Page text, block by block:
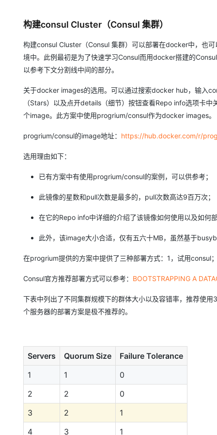
构建consul Cluster（Consul 集群）
构建consul Cluster（Consul 集群）可以部署在docker中，也
境中。此例最初是为了快速学习Consul而用docker搭建的
以参考下文分割线中间的部分。
关于docker images的选用。可以通过搜索docker hub，输入
（Stars）以及点开details（细节）按钮查看Repo info选项卡
个image。此方案中使用progrium/consul作为docker images。
progrium/consul的image地址： https://hub.docker.com/r/
选用理由如下：
已有方案中有使用progrium/consul的案例，可以供参考；
此镜像的星数和pull次数是最多的，pull次数高达9百万次；
在它的Repo info中详细的介绍了该镜像如何使用以及如何
此外，该image大小合适，仅有五六十MB，虽然基于
在progrium提供的方案中提供了三种部署方式：1，试用consul
Consul官方推荐部署方式可以参考： BOOTSTRAPPING A
下表中列出了不同集群规模下的群体大小以及容错率，推荐使
个服务器的部署方案是极不推荐的。
Servers Quorum Size
Failure Tolerance
1
1
0
2
2
0
3
2
1
4
3 1